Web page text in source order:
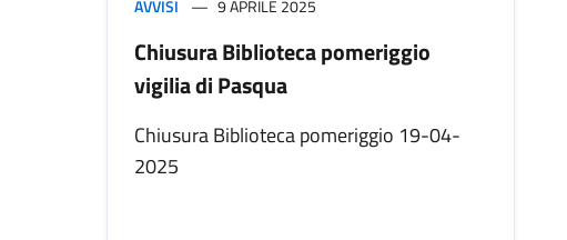
AVVISI 9 APRILE 2025
Chiusura Biblioteca pomeriggio
vigilia di Pasqua
Chiusura Biblioteca pomeriggio 19-04-
2025